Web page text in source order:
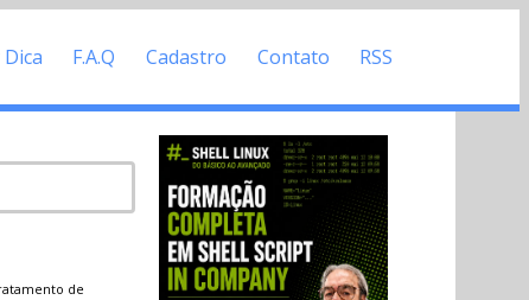
F.A.Q Cadastro Contato RSS
de